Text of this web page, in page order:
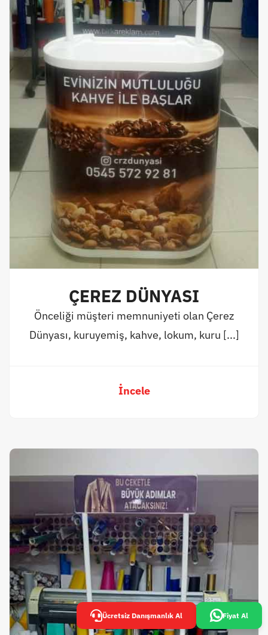
ÇEREZ DÜNYASI
Önceliği müşteri memnuniyeti olan Çerez
Dünyası, kuruyemiş, kahve, lokum, kuru [...]
İncele
Ücretsiz Danışmanlık Al Fiyat Al